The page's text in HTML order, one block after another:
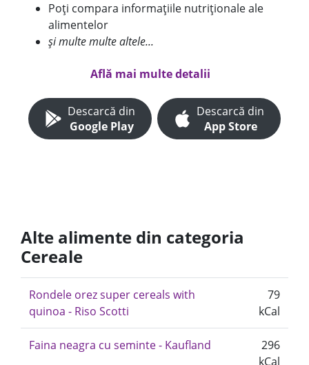
Poți compara informațiile nutriționale ale
alimentelor
și multe multe altele...
Află mai multe detalii
Descarcă din
Google Play
Descarcă din
App Store
Alte alimente din categoria
Cereale
Rondele orez super cereals with
quinoa - Riso Scotti
79
kCal
Faina neagra cu seminte - Kaufland
296
kCal